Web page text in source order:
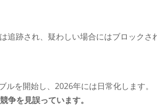
追跡され、疑わしい場合にはブロックさ
を開始し、2026年には日常化します。
争を見誤っています。